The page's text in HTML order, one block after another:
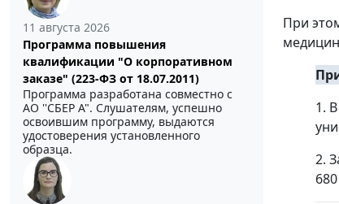
11 августа 2026
Программа повышения
квалификации "О корпоративном
заказе" (223-ФЗ от 18.07.2011)
Программа разработана совместно с
АО ''СБЕР А". Слушателям, успешно
освоившим программу, выдаются
удостоверения установленного
образца.
При
1.
2.